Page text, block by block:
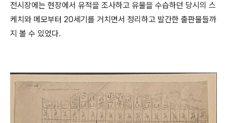
전시장에는 현장에서 유적을 조사하고 유물을 수습하던 당시의 스
케치와 메모부터 20세기를 거치면서 정리하고 발간한 출판물들까
지 볼 수 있었다.